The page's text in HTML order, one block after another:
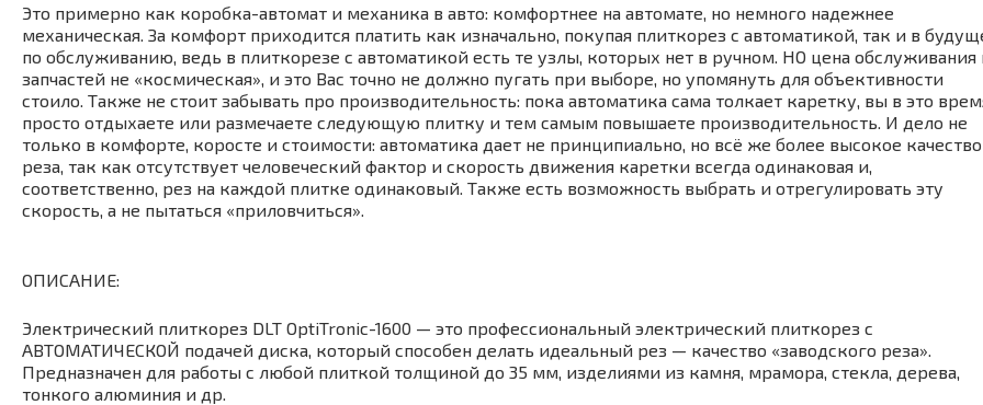
Это примерно как коробка-автомат и механика в авто: комфортнее на автомате, но немного надежнее
механическая. За комфорт приходится платить как изначально, покупая плиткорез с автоматикой, так и в
по обслуживанию, ведь в плиткорезе с автоматикой есть те узлы, которых нет в ручном. НО цена обслуживания
запчастей не «космическая», и это Вас точно не должно пугать при выборе, но упомянуть для объективности
стоило. Также не стоит забывать про производительность: пока автоматика сама толкает каретку, вы в это
просто отдыхаете или размечаете следующую плитку и тем самым повышаете производительность. И дело не
только в комфорте, коросте и стоимости: автоматика дает не принципиально, но всё же более высокое качество
реза, так как отсутствует человеческий фактор и скорость движения каретки всегда одинаковая и,
соответственно, рез на каждой плитке одинаковый. Также есть возможность выбрать и отрегулировать эту
скорость, а не пытаться «приловчиться».
ОПИСАНИЕ:
Электрический плиткорез DLT OptiTronic-1600 — это профессиональный электрический плиткорез с
АВТОМАТИЧЕСКОЙ подачей диска, который способен делать идеальный рез — качество «заводского реза».
Предназначен для работы с любой плиткой толщиной до 35 мм, изделиями из камня, мрамора, стекла, дерева,
тонкого алюминия и др.